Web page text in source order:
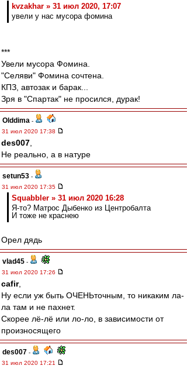
kvzakhar » 31 июл 2020, 17:07
увели у нас мусора фомина
***
Увели мусора Фомина.
"Селяви" Фомина сочтена.
КПЗ, автозак и барак...
Зря в "Спартак" не просился, дурак!
Olddima -
31 июл 2020 17:38
des007
Не реально, а в натуре
setun53 -
31 июл 2020 17:35
Squabbler » 31 июл 2020 16:28
Я-то? Матрос Дыбенко из Центробалта
И тоже не краснею
Орел дядь
vlad45 -
31 июл 2020 17:26
cafir,
Ну если уж быть ОЧЕНЬточным, то никаким ла-
ла там и не пахнет.
Скорее лё-лё или ло-ло, в зависимости от
произносящего
des007 -
31 июл 2020 17:21